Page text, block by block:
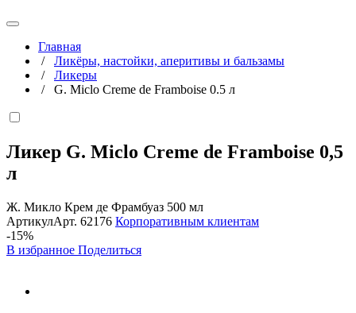
Главная
/ Ликёры, настойки, аперитивы и бальзамы
/ Ликеры
/ G. Miclo Creme de Framboise 0.5 л
Ликер G. Miclo Creme de Framboise 0,5
л
Ж. Микло Крем де Фрамбуаз 500 мл
АртикулАрт. 62176 Корпоративным клиентам
-15%
В избранное Поделиться